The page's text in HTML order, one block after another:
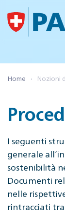
Skip to
Home Nozioni
I seguenti
generale
sostenibilità
Documenti
nelle
rintracciati